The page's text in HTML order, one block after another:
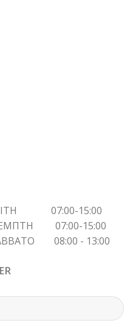
07:00-15:00
07:00-15:00
08:00 - 13:00